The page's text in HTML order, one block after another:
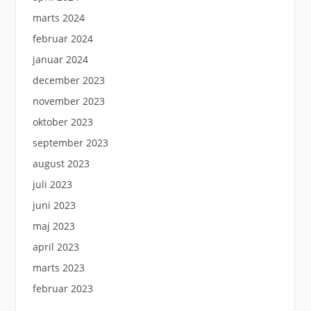
marts 2024
februar 2024
januar 2024
december 2023
november 2023
oktober 2023
september 2023
august 2023
juli 2023
juni 2023
maj 2023
april 2023
marts 2023
februar 2023